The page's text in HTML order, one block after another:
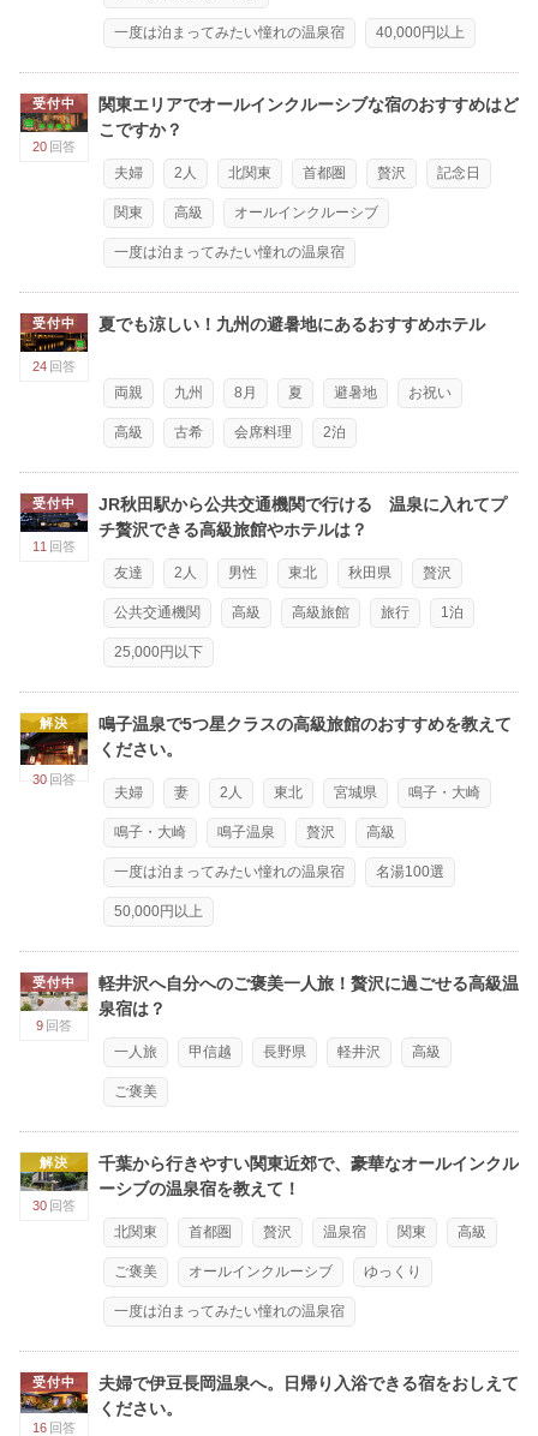
一度は泊まってみたい憧れの温泉宿 40,000円以上
受付中
20 回答
関東エリアでオールインクルーシブな宿のおすすめはど
こですか？
夫婦 2人 北関東 首都圏 贅沢 記念日
関東 高級 オールインクルーシブ
一度は泊まってみたい憧れの温泉宿
受付中
24 回答
夏でも涼しい！九州の避暑地にあるおすすめホテル
両親 九州 8月 夏 避暑地 お祝い
高級 古希 会席料理 2泊
受付中
11 回答
JR秋田駅から公共交通機関で行ける 温泉に入れてプ
チ贅沢できる高級旅館やホテルは？
友達 2人 男性 東北 秋田県 贅沢
公共交通機関 高級 高級旅館 旅行 1泊
25,000円以下
解決
30 回答
鳴子温泉で5つ星クラスの高級旅館のおすすめを教えて
ください。
夫婦 妻 2人 東北 宮城県 鳴子・大崎
鳴子・大崎 鳴子温泉 贅沢 高級
一度は泊まってみたい憧れの温泉宿 名湯100選
50,000円以上
受付中
9 回答
軽井沢へ自分へのご褒美一人旅！贅沢に過ごせる高級温
泉宿は？
一人旅 甲信越 長野県 軽井沢 高級
ご褒美
解決
30 回答
千葉から行きやすい関東近郊で、豪華なオールインクル
ーシブの温泉宿を教えて！
北関東 首都圏 贅沢 温泉宿 関東 高級
ご褒美 オールインクルーシブ ゆっくり
一度は泊まってみたい憧れの温泉宿
受付中
16 回答
夫婦で伊豆長岡温泉へ。日帰り入浴できる宿をおしえて
ください。